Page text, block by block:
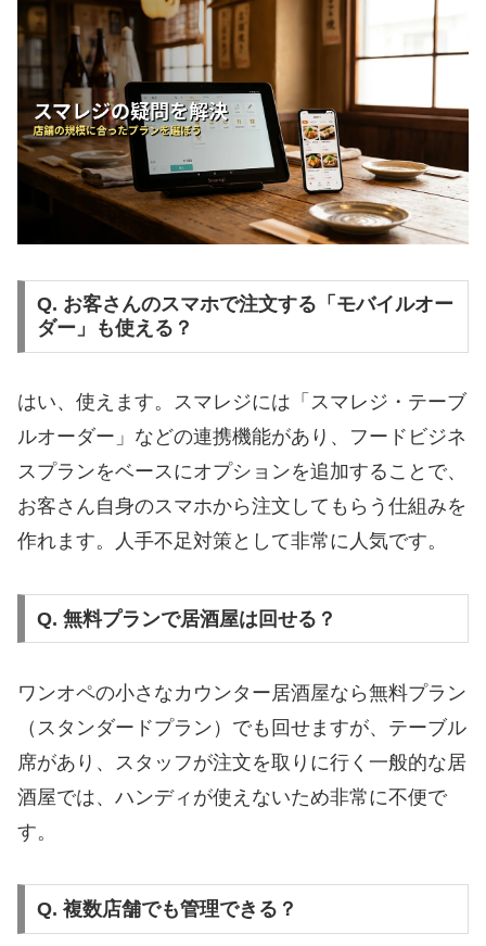
Q. お客さんのスマホで注文する「モバイルオー
ダー」も使える？
はい、使えます。スマレジには「スマレジ・テーブ
ルオーダー」などの連携機能があり、フードビジネ
スプランをベースにオプションを追加することで、
お客さん自身のスマホから注文してもらう仕組みを
作れます。人手不足対策として非常に人気です。
Q. 無料プランで居酒屋は回せる？
ワンオペの小さなカウンター居酒屋なら無料プラン
（スタンダードプラン）でも回せますが、テーブル
席があり、スタッフが注文を取りに行く一般的な居
酒屋では、ハンディが使えないため非常に不便で
す。
Q. 複数店舗でも管理できる？